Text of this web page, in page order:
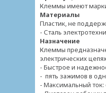
Клеммы имеют
Материалы
Пластик, не
- Сталь
Назначение
Клеммы
электрических
- Быстрое и
- пять зажимов в
- Максимальный ток: